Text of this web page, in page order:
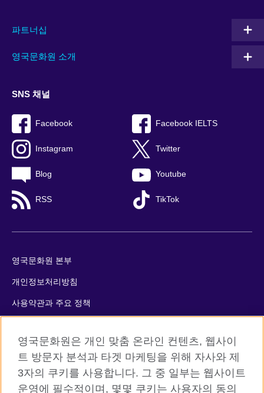
파트너십
영국문화원 소개
SNS 채널
Facebook Facebook IELTS
Instagram Twitter
Blog Youtube
RSS TikTok
영국문화원 본부
개인정보처리방침
사용약관과 주요 정책
사이트맵
© 2026 British Council
영국문화원은 개인 맞춤 온라인 컨텐츠, 웹사이
트 방문자 분석과 타겟 마케팅을 위해 자사와 제
3자의 쿠키를 사용합니다. 그 중 일부는 웹사이트
운영에 필수적이며, 몇몇 쿠키는 사용자의 동의